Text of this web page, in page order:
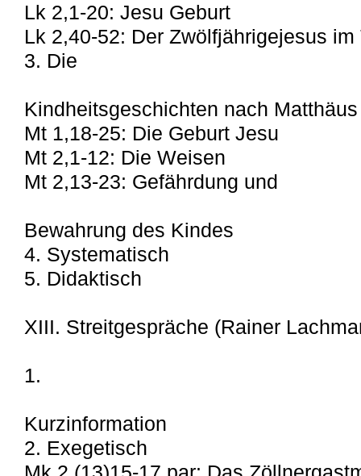
Lk 2,1-20: Jesu Geburt
Lk 2,40-52: Der Zwölfjährigejesus im
3. Die
Kindheitsgeschichten nach Matthäus
Mt 1,18-25: Die Geburt Jesu
Mt 2,1-12: Die Weisen
Mt 2,13-23: Gefährdung und
Bewahrung des Kindes
4. Systematisch
5. Didaktisch
XIII. Streitgespräche (Rainer
1.
Kurzinformation
2. Exegetisch